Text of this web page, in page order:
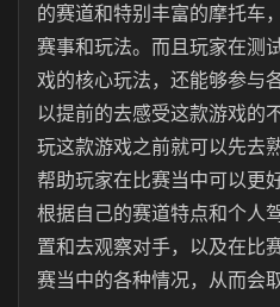
的赛道和特别丰富的摩托车
赛事和玩法。而且玩家在测
戏的核心玩法，还能够参与
以提前的去感受这款游戏的
玩这款游戏之前就可以先去
帮助玩家在比赛当中可以更
根据自己的赛道特点和个人
置和去观察对手，以及在比
赛当中的各种情况，从而会